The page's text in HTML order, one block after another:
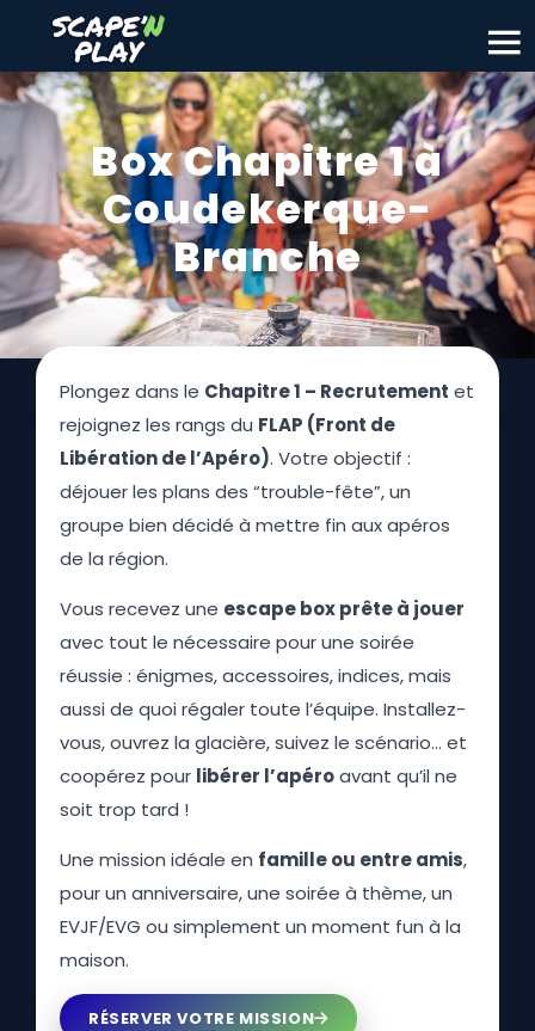
Box Chapitre 1 à
Coudekerque-
Branche
Plongez dans le Chapitre 1 – Recrutement et
rejoignez les rangs du FLAP (Front de
Libération de l’Apéro). Votre objectif :
déjouer les plans des “trouble-fête”, un
groupe bien décidé à mettre fin aux apéros
de la région.
Vous recevez une escape box prête à jouer
avec tout le nécessaire pour une soirée
réussie : énigmes, accessoires, indices, mais
aussi de quoi régaler toute l’équipe. Installez-
vous, ouvrez la glacière, suivez le scénario… et
coopérez pour libérer l’apéroavant qu’il ne
soit trop tard !
Une mission idéale en famille ou entre amis,
pour un anniversaire, une soirée à thème, un
EVJF/EVG ou simplement un moment fun à la
maison.
RÉSERVER VOTRE MISSION